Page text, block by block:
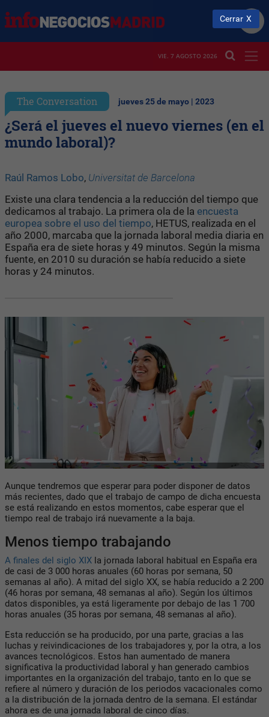
VIE. 7 AGOSTO 2026
The Conversation jueves 25 de mayo | 2023
¿Será el jueves el nuevo viernes (en el
mundo laboral)?
Raúl Ramos Lobo, Universitat de Barcelona
Existe una clara tendencia a la reducción del tiempo que
dedicamos al trabajo. La primera ola de la encuesta
europea sobre el uso del tiempo, HETUS, realizada en el
año 2000, marcaba que la jornada laboral media diaria en
España era de siete horas y 49 minutos. Según la misma
fuente, en 2010 su duración se había reducido a siete
horas y 24 minutos.
Aunque tendremos que esperar para poder disponer de datos
más recientes, dado que el trabajo de campo de dicha encuesta
se está realizando en estos momentos, cabe esperar que el
tiempo real de trabajo irá nuevamente a la baja.
Menos tiempo trabajando
A finales del siglo XIX la jornada laboral habitual en España era
de casi de 3 000 horas anuales (60 horas por semana, 50
semanas al año). A mitad del siglo XX, se había reducido a 2 200
(46 horas por semana, 48 semanas al año). Según los últimos
datos disponibles, ya está ligeramente por debajo de las 1 700
horas anuales (35 horas por semana, 48 semanas al año).
Esta reducción se ha producido, por una parte, gracias a las
luchas y reivindicaciones de los trabajadores y, por la otra, a los
avances tecnológicos. Estos han aumentado de manera
significativa la productividad laboral y han generado cambios
importantes en la organización del trabajo, tanto en lo que se
refiere al número y duración de los periodos vacacionales como
a la distribución de la jornada dentro de la semana. El estándar
ahora es de una jornada laboral de cinco días.
Cerrar